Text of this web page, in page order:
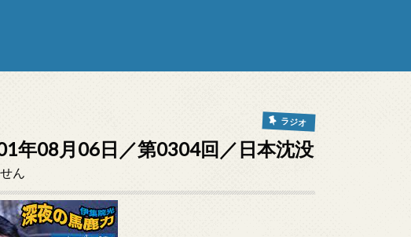
ラジオ
年08月06日／第0304回／日本沈没
ん